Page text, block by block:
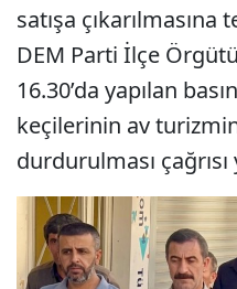
satışa
DEM Parti İlçe
16.30’da yapılan
keçilerinin av
durdurulması çağrısı